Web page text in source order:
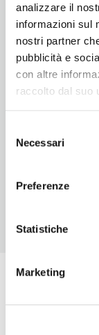
analizzare il
informazioni sul
nostri partner
pubblicità e
con altre
raccolto dal suo
delNecessari
Preferenze
Statistiche
Marketing